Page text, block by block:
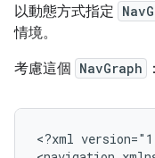
以動態方式指定
情境。
考慮這個 NavGraph ：
<?xml